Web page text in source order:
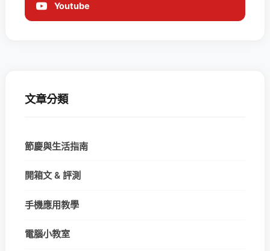
Youtube
文章分類
節慶與生活指南
開箱文 & 評測
手機應用教學
電腦小教室